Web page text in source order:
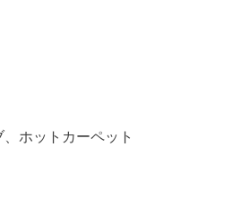
ホットカーペット